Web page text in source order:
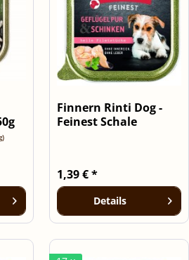
Finnern Rinti Dog -
Feinest Schale
1,39 € *
Details